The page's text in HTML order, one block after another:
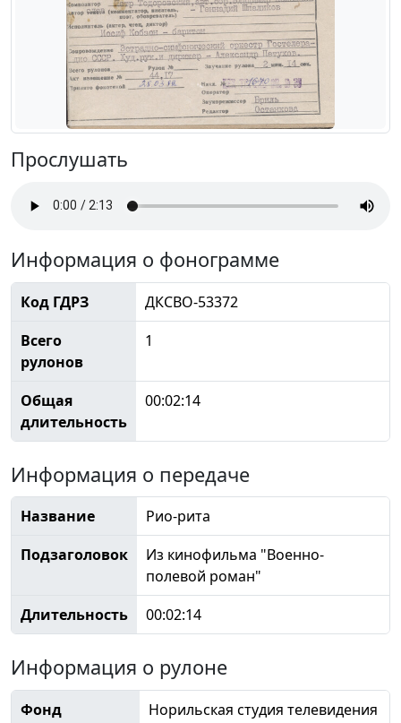
Прослушать
Информация о фонограмме
Код ГДРЗ
ДКСВО-53372
Всего
рулонов
1
Общая
длительность
00:02:14
Информация о передаче
Название
Рио-рита
Подзаголовок
Из кинофильма "Военно-
полевой роман"
Длительность
00:02:14
Информация о рулоне
Фонд
Норильская студия телевидения